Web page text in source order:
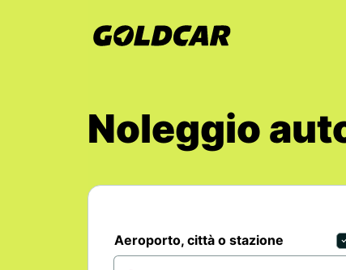
Noleggio
Aeroporto, città o stazione